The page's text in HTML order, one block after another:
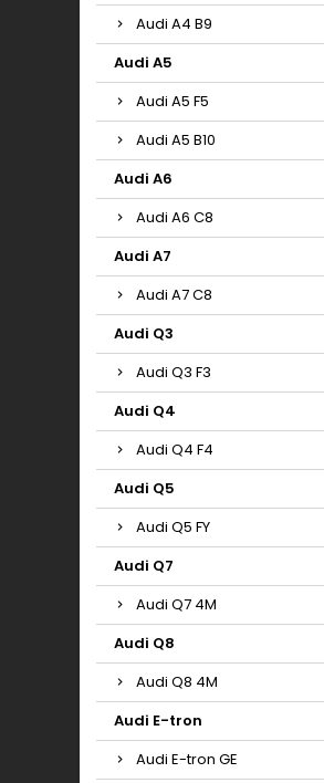
Audi A4 B9
Audi A5
Audi A5 F5
Audi A5 B10
Audi A6
Audi A6 C8
Audi A7
Audi A7 C8
Audi Q3
Audi Q3 F3
Audi Q4
Audi Q4 F4
Audi Q5
Audi Q5 FY
Audi Q7
Audi Q7 4M
Audi Q8
Audi Q8 4M
Audi E-tron
Audi E-tron GE